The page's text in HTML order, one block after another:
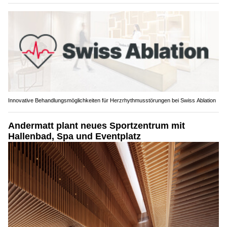
Innovative Behandlungsmöglichkeiten für Herzrhythmusstörungen bei Swiss Ablation
Andermatt plant neues Sportzentrum mit
Hallenbad, Spa und Eventplatz